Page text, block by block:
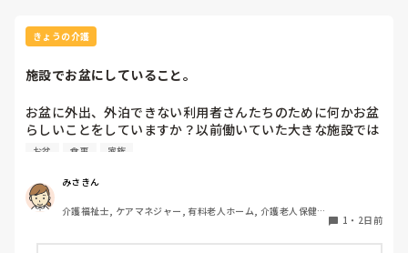
きょうの介護
施設でお盆にしていること。
お盆に外出、外泊できない利用者さんたちのために何かお盆
らしいことをしていますか？以前働いていた大きな施設では
実際に住職さんを呼びご焼香できるようにそれ用のスペース
族が面会に来る…などでした。お盆まであと少しです。何か
していることがあればぜひシェアよろしくお願いします。
お盆 食事 家族
みさきん
介護福祉士, ケアマネジャー, 有料老人ホーム, 介護老人保健施
1 ・ 2日前